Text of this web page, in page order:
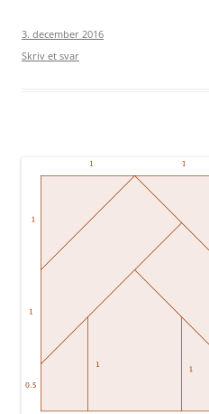
3. december 2016
Skriv et svar